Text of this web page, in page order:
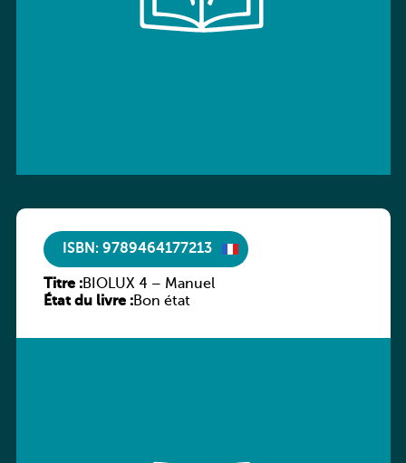
ISBN: 9789464177213
Titre :BIOLUX 4 – Manuel
État du livre :Bon état